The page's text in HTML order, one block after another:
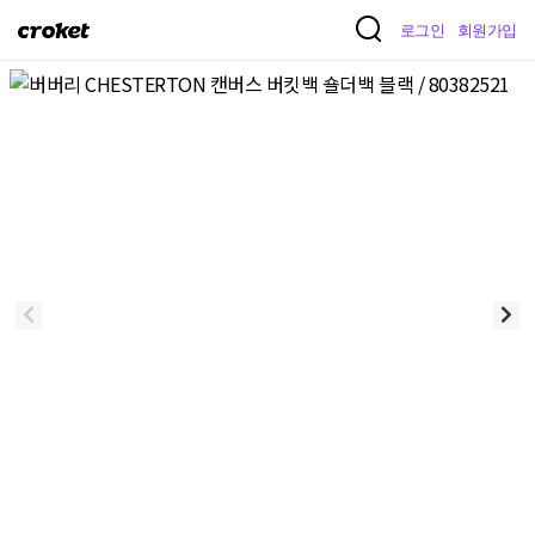
크
켓
로그인 회원가입